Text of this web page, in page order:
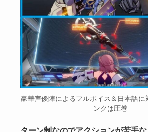
豪華声優陣によるフルボイス＆日本語に
ンクは圧巻
ターン制なのでアクションが苦手